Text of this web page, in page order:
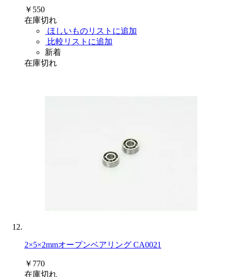
￥550
在庫切れ
ほしいものリストに追加
比較リストに追加
新着
在庫切れ
2×5×2mmオープンベアリング CA0021
￥770
在庫切れ